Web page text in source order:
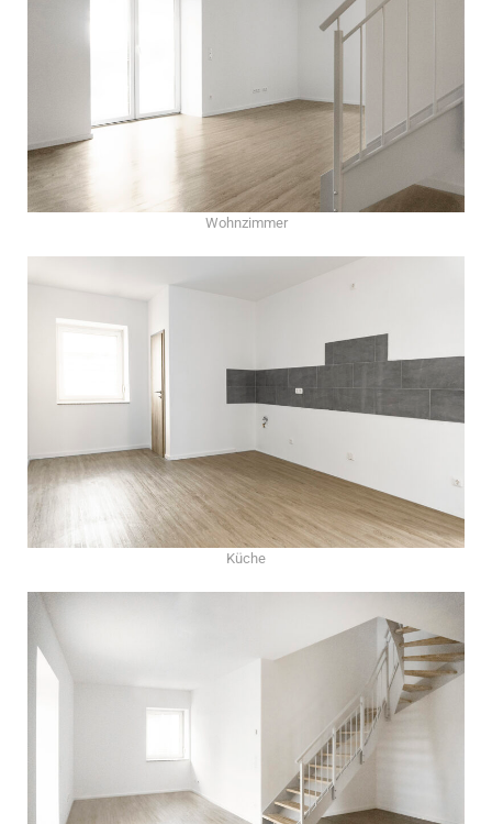
Wohnzimmer
Küche